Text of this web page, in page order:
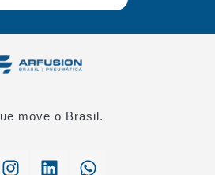
move o Brasil.